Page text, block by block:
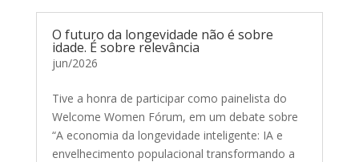
O futuro da longevidade não é sobre
idade. É sobre relevância
jun/2026
Tive a honra de participar como painelista do
Welcome Women Fórum, em um debate sobre
“A economia da longevidade inteligente: IA e
envelhecimento populacional transformando a